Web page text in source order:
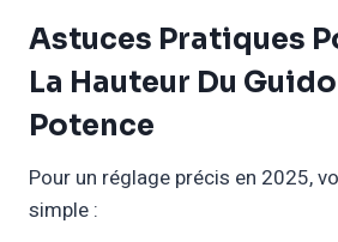
Astuces Pratiques
La Hauteur Du
Potence
Pour un réglage précis en 2025,
simple :